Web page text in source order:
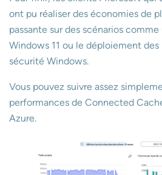
ont pu réaliser des économies de
passante sur des scénarios
Windows 11 ou le déploiement des
sécurité Windows.
Vous pouvez suivre assez
performances de Connected
Azure.